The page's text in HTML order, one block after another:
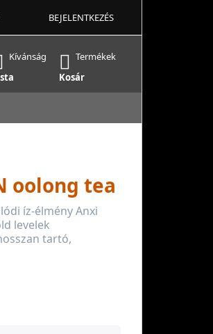
BEJELENTKEZÉS
Nyomja meg az Enter billentyűt az
Kívánság
Termékek
Kosár
oolong tea
íz-élmény Anxi
levelek
tartó,